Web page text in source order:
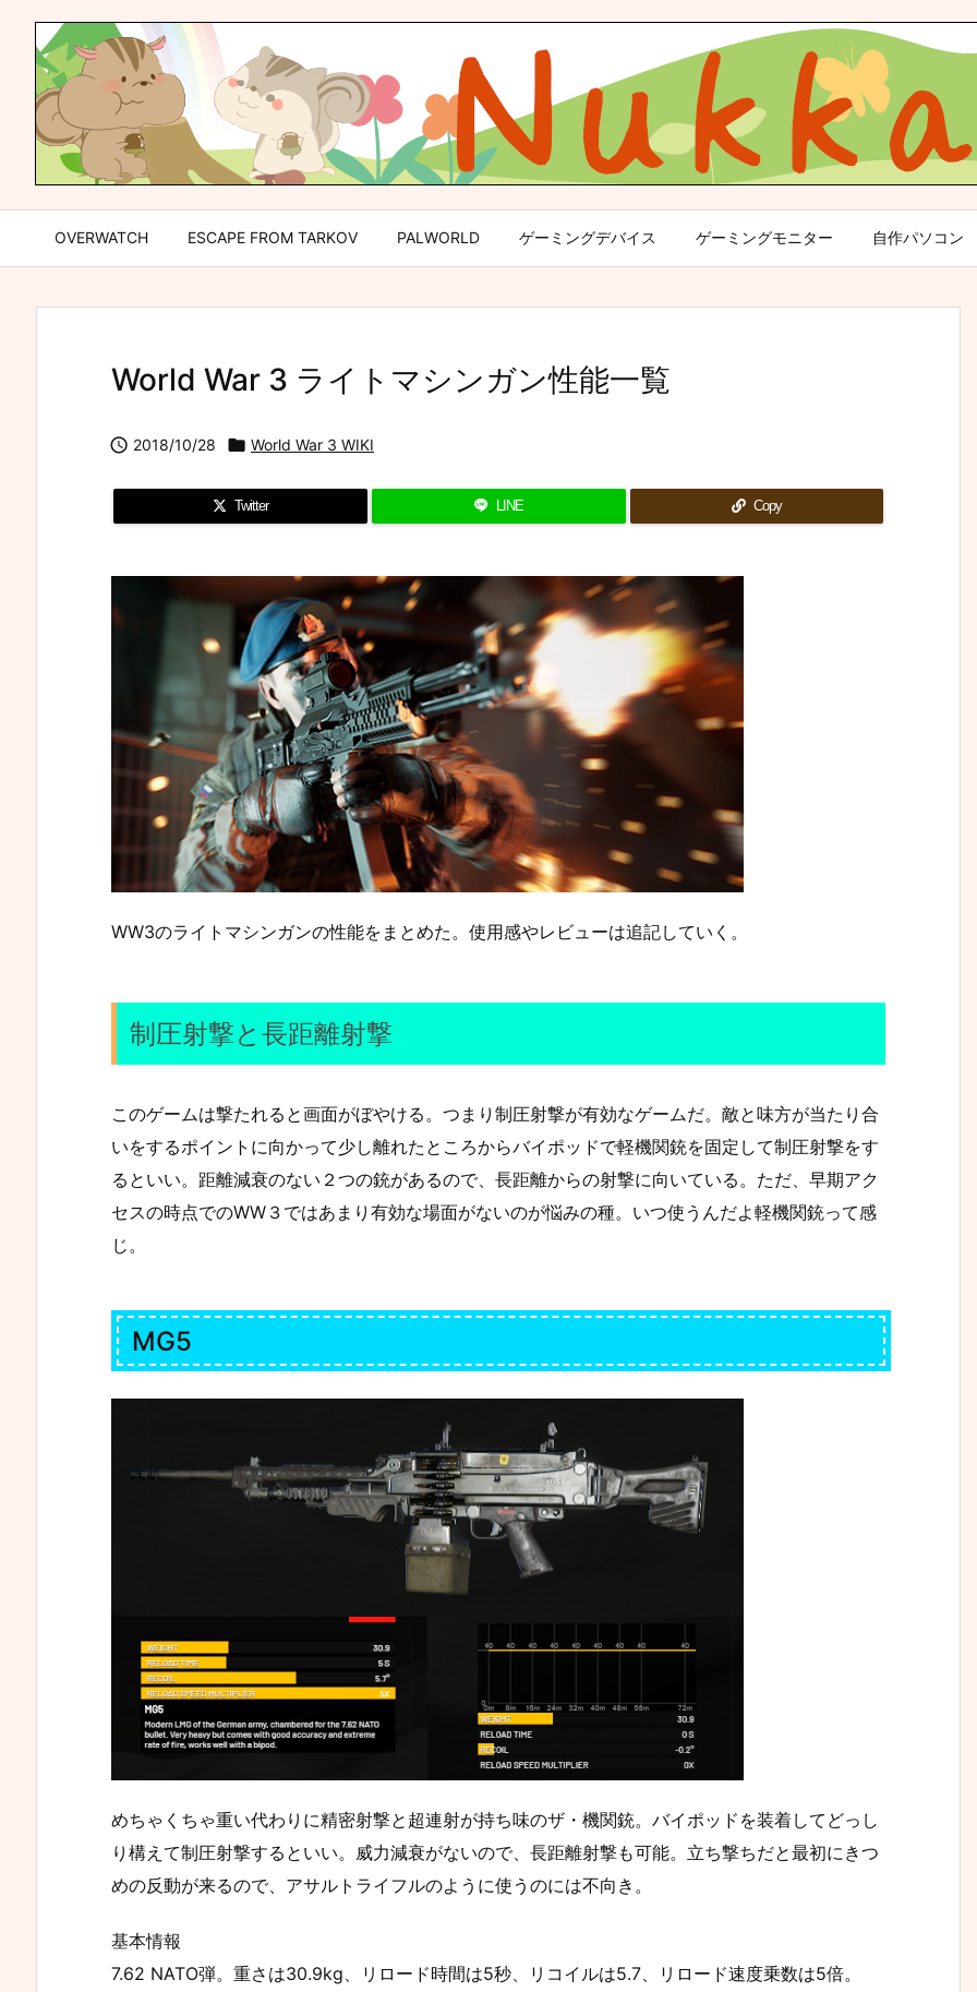
OVERWATCH ESCAPE FROM TARKOV PALWORLD ゲーミングデバイス ゲーミングモニター 自作パソコン
World War 3 ライトマシンガン性能一覧
 2018/10/28  World War 3 WIKI
Twitter LINE Copy
WW3のライトマシンガンの性能をまとめた。使用感やレビューは追記していく。
制圧射撃と長距離射撃
このゲームは撃たれると画面がぼやける。つまり制圧射撃が有効なゲームだ。敵と味方が当たり合
いをするポイントに向かって少し離れたところからバイポッドで軽機関銃を固定して制圧射撃をす
るといい。距離減衰のない２つの銃があるので、長距離からの射撃に向いている。ただ、早期アク
セスの時点でのWW３ではあまり有効な場面がないのが悩みの種。いつ使うんだよ軽機関銃って感
じ。
MG5
めちゃくちゃ重い代わりに精密射撃と超連射が持ち味のザ・機関銃。バイポッドを装着してどっし
り構えて制圧射撃するといい。威力減衰がないので、長距離射撃も可能。立ち撃ちだと最初にきつ
めの反動が来るので、アサルトライフルのように使うのには不向き。
基本情報
7.62 NATO弾。重さは30.9kg、リロード時間は5秒、リコイルは5.7、リロード速度乗数は5倍。